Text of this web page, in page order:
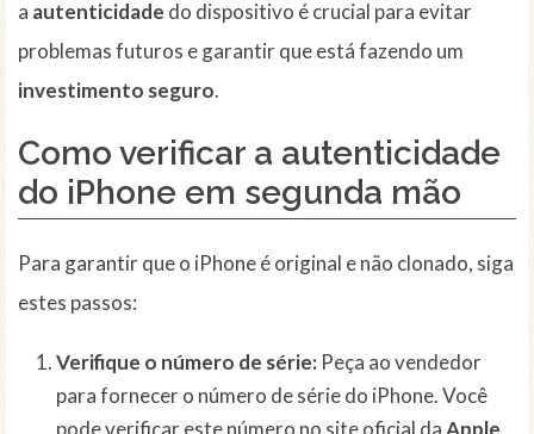
a autenticidade do dispositivo é crucial para evitar
problemas futuros e garantir que está fazendo um
investimento seguro.
Como verificar a autenticidade
do iPhone em segunda mão
Para garantir que o iPhone é original e não clonado, siga
estes passos:
Verifique o número de série: Peça ao vendedor
para fornecer o número de série do iPhone. Você
pode verificar este número no site oficial daApple